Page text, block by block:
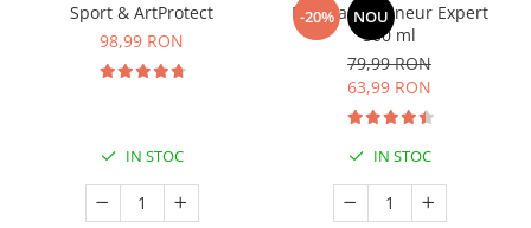
Sport & ArtProtect
98,99 RON
IN STOC
-20% NOU
Manhaē Draineur Expert
500 ml
79,99 RON
63,99 RON
IN STOC